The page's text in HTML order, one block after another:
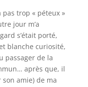
pas trop « péteux »
jour m’a
s’était porté,
blanche curiosité,
passager de la
après que, il
amie) de ma